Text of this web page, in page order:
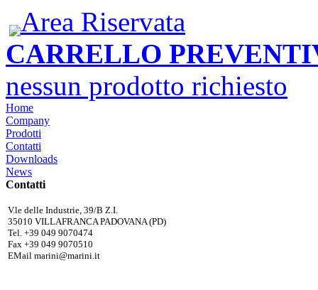
Area Riservata
CARRELLO
nessun prodotto richiesto
Home
Company
Prodotti
Contatti
Downloads
News
Contatti
V.le delle Industrie, 39/B Z.I.
35010 VILLAFRANCA PADOVANA (PD)
Tel. +39 049 9070474
Fax +39 049 9070510
EMail marini@marini.it